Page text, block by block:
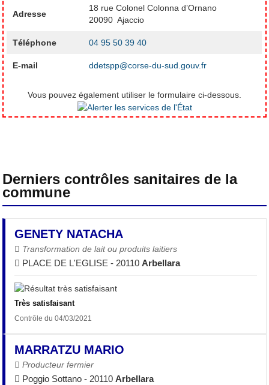
Adresse
18 rue Colonel Colonna d’Ornano
20090 Ajaccio
Téléphone 04 95 50 39 40
E-mail ddetspp@corse-du-sud.gouv.fr
Vous pouvez également utiliser le formulaire ci-dessous.
Derniers contrôles sanitaires de la
commune
GENETY NATACHA
Transformation de lait ou produits laitiers
PLACE DE L'EGLISE - 20110Arbellara
Très satisfaisant
Contrôle du 04/03/2021
MARRATZU MARIO
Producteur fermier
Poggio Sottano - 20110Arbellara